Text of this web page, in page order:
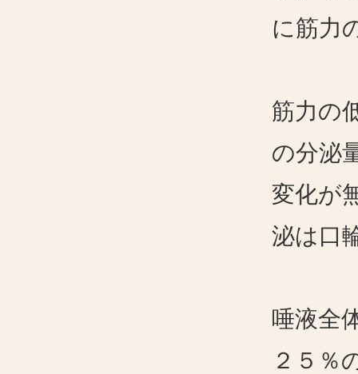
に筋力
筋力の
の分泌
変化が
泌は口
唾液全
２５％